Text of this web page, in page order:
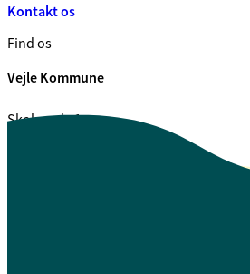
Kontakt os
Find os
Vejle Kommune
Skolegade 1